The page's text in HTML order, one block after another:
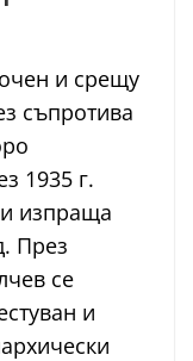
и срещу
съпротива
1935 г.
изпраща
През
се
и